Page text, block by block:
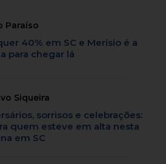
Paraíso
40% em SC e Merísio é a
para chegar lá
Siqueira
sorrisos e celebrações:
quem esteve em alta nesta
em SC